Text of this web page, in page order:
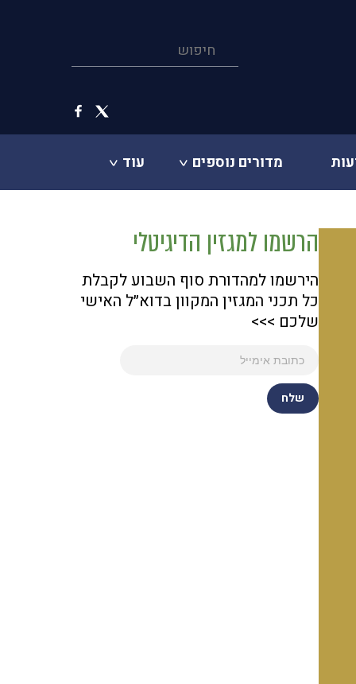
מדורים נוספים עוד
הרשמו למגזין הדיגיטלי
הירשמו למהדורת סוף השבוע לקבלת
כל תכני המגזין המקוון בדוא״ל האישי
שלכם >>>